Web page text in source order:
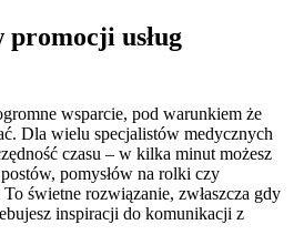
usług
wsparcie, pod warunkiem że
Dla wielu specjalistów medycznych
czasu – w kilka minut możesz
pomysłów na rolki czy
świetne rozwiązanie, zwłaszcza gdy
inspiracji do komunikacji z